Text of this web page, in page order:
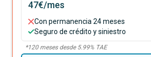
47€/mes
Con permanencia 24 meses
Seguro de crédito y siniestro
*120meses desde 5.99% TAE